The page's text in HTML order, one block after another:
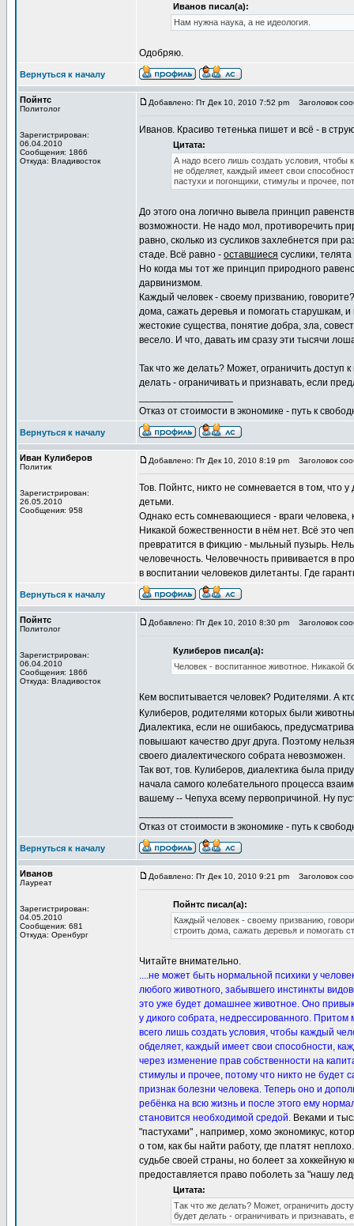
Иванов писал(а):
Нам нужна наука, а не идеология.
Одобряю.
Вернуться к началу
Пойнтс
Политолог
Зарегистрирован:
06.04.2010
Сообщения: 1866
Откуда: Владивосток
Добавлено: Пт Дек 10, 2010 7:52 pm Заголовок
Иванов. Красиво тетенька пишет и всё - в
Цитата:
А надо всего лишь создать условия, чтобы
не обделяет, каждый имеет свои
пастухи и погонщики, стимулы и прочее,
До этого она логично вывела принцип
возможности. Не надо мол, противоречить
равно, сколько из сусликов захлебнется при
стаде. Всё равно - оставшиеся суслики,
Но когда мы тот же принцип природного
дарвинизмом.
Каждый человек - своему призванию,
дома, сажать деревья и помогать старушкам,
жестокие существа, понятие добра, зла,
весело. И что, давать им сразу эти тысячи
Так что же делать? Может, ограничить доступ
делать - ограничивать и признавать, если
Отказ от стоимости в экономике - путь к
Вернуться к началу
Иван Кулиберов
Политик
Зарегистрирован:
26.05.2010
Сообщения: 958
Добавлено: Пт Дек 10, 2010 8:19 pm Заголовок
Тов. Пойнтс, никто не сомневается в том, что
детьми.
Однако есть сомневающиеся - враги
Никакой божественности в нём нет. Всё это
превратится в фикцию - мыльный пузырь.
человечность. Человечность прививается в
в воспитании человеков дилетанты. Где
Вернуться к началу
Пойнтс
Политолог
Зарегистрирован:
06.04.2010
Сообщения: 1866
Откуда: Владивосток
Добавлено: Пт Дек 10, 2010 8:30 pm Заголовок
Кулиберов писал(а):
Человек - воспитанное животное. Никакой
Кем воспитывается человек? Родителями. А
Кулиберов, родителями которых были
Диалектика, если не ошибаюсь,
повышают качество друг друга. Поэтому
своего диалектического собрата невозможен.
Так вот, тов. Кулиберов, диалектика была
начала самого колебательного процесса
вашему -- Чепуха всему первопричиной. Ну
Отказ от стоимости в экономике - путь к
Вернуться к началу
Иванов
Лауреат
Зарегистрирован:
04.05.2010
Сообщения: 681
Откуда: Оренбург
Добавлено: Пт Дек 10, 2010 9:21 pm Заголовок
Пойнтс писал(а):
Каждый человек - своему призванию,
строить дома, сажать деревья и помогать
Читайте внимательно.
....не может быть нормальной психики у
любого животного, забывшего инстинкты
это уже будет домашнее животное. Оно
у дикого собрата, недрессированного.
всего лишь создать условия, чтобы каждый
обделяет, каждый имеет свои способности,
через изменение прав собственности на
стимулы и прочее, потому что никто не будет
признак болезни человека. Теперь оно и
ребёнка на всю жизнь и после этого ему
становится необходимой средой. Веками и
"пастухами" , например, хомо экономикус,
о том, как бы найти работу, где платят
судьбе своей страны, но болеет за хоккейную
предоставляется право поболеть за "нашу
Цитата:
Так что же делать? Может, ограничить
будет делать - ограничивать и признавать,